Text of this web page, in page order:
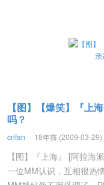
【图】【爆笑】『上
吗？
crifan 18年前 (2009-03-29)
【图】『上海』 [阿拉
一位MM认识，互相很热